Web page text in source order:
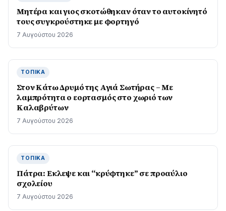
Μητέρα και γιος σκοτώθηκαν όταν το αυτοκίνητό
τους συγκρούστηκε με φορτηγό
7 Αυγούστου 2026
ΤΟΠΙΚΆ
Στον Κάτω Δρυμό της Αγιά Σωτήρας – Με
λαμπρότητα ο εορτασμός στο χωριό των
Καλαβρύτων
7 Αυγούστου 2026
ΤΟΠΙΚΆ
Πάτρα: Εκλεψε και “κρύφτηκε” σε προαύλιο
σχολείου
7 Αυγούστου 2026